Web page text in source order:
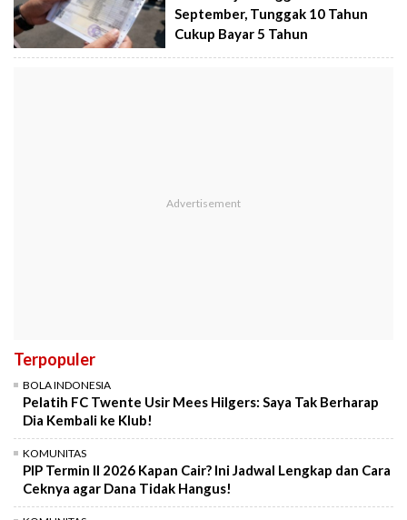
September, Tunggak 10 Tahun
Cukup Bayar 5 Tahun
Terpopuler
BOLA INDONESIA
Pelatih FC Twente Usir Mees Hilgers: Saya Tak Berharap
Dia Kembali ke Klub!
KOMUNITAS
PIP Termin II 2026 Kapan Cair? Ini Jadwal Lengkap dan Cara
Ceknya agar Dana Tidak Hangus!